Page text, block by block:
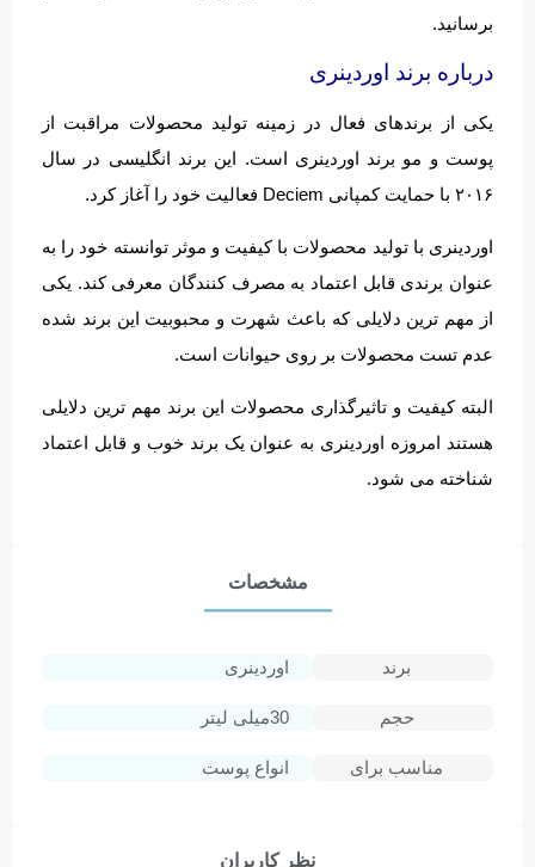
برسانید.
درباره برند اوردینری
یکی از برندهای فعال در زمینه تولید محصولات مراقبت از
پوست و مو برند اوردینری است. این برند انگلیسی در سال
۲۰۱۶ با حمایت کمپانی Deciem فعالیت خود را آغاز کرد.
اوردینری با تولید محصولات با کیفیت و موثر توانسته خود را به
عنوان برندی قابل اعتماد به مصرف کنندگان معرفی کند. یکی
از مهم ترین دلایلی که باعث شهرت و محبوبیت این برند شده
عدم تست محصولات بر روی حیوانات است.
البته کیفیت و تاثیرگذاری محصولات این برند مهم ترین دلایلی
هستند امروزه اوردینری به عنوان یک برند خوب و قابل اعتماد
شناخته می شود.
مشخصات
برند اوردینری
حجم 30میلی لیتر
مناسب برای انواع پوست
نظر کاربران